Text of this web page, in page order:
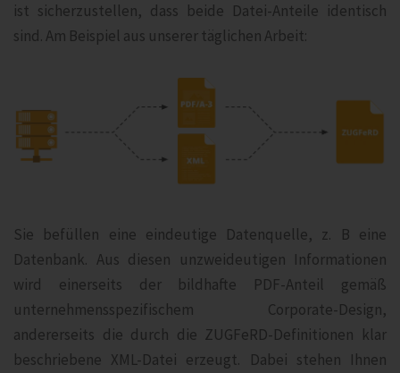
ist sicherzustellen, dass beide Datei-Anteile identisch
sind. Am Beispiel aus unserer täglichen Arbeit:
Sie befüllen eine eindeutige Datenquelle, z. B eine
Datenbank. Aus diesen unzweideutigen Informationen
wird einerseits der bildhafte PDF-Anteil gemäß
unternehmensspezifischem Corporate-Design,
andererseits die durch die ZUGFeRD-Definitionen klar
beschriebene XML-Datei erzeugt. Dabei stehen Ihnen